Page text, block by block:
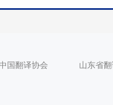
国翻译协会 山东省